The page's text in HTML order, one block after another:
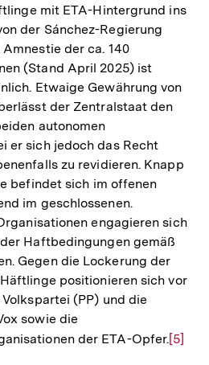
mit ETA-Hintergrund ins
der Sánchez-Regierung
der ca. 140
(Stand April 2025) ist
Etwaige Gewährung von
der Zentralstaat den
autonomen
er sich jedoch das Recht
zu revidieren. Knapp
befindet sich im offenen
im geschlossenen.
engagieren sich
Haftbedingungen gemäß
Gegen die Lockerung der
positionieren sich vor
(PP) und die
sowie die
der ETA-Opfer.Zur
[5]